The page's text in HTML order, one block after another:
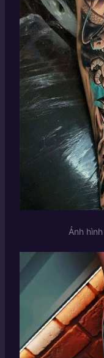
Ảnh